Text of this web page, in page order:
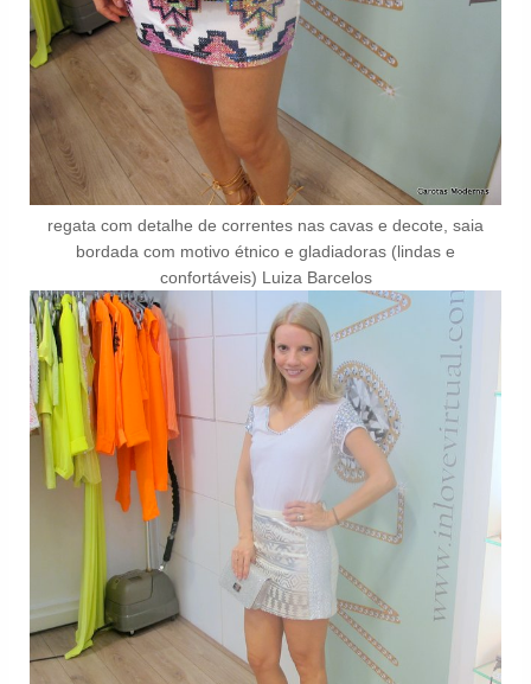
regata com detalhe de correntes nas cavas e decote, saia
bordada com motivo étnico e gladiadoras (lindas e
confortáveis) Luiza Barcelos